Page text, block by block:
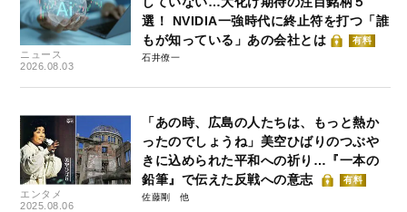
ニュース
2026.08.03
選！ NVIDIA一強時代に終止符を打つ「誰
もが知っている」あの会社とは
有料
石井僚一
エンタメ
2025.08.06
「あの時、広島の人たちは、もっと熱か
ったのでしょうね」美空ひばりのつぶや
きに込められた平和への祈り…『一本の
鉛筆』で伝えた反戦への意志
有料
佐藤剛